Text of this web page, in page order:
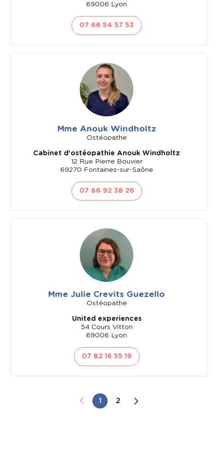
69006 Lyon
07 66 54 57 53
Mme Anouk Windholtz
Ostéopathe
Cabinet d'ostéopathie Anouk Windholtz
12 Rue Pierre Bouvier
69270 Fontaines-sur-Saône
07 86 92 38 26
Mme Julie Crevits Guezello
Ostéopathe
United experiences
54 Cours Vitton
69006 Lyon
07 82 16 55 19
1 2